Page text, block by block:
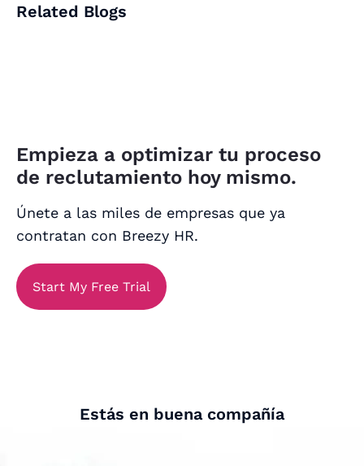
Related Blogs
Empieza a optimizar tu proceso
de reclutamiento hoy mismo.
Únete a las miles de empresas que ya
contratan con Breezy HR.
Start My Free Trial
Estás en buena compañía